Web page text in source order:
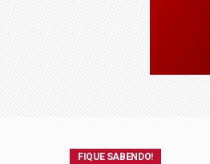
FIQUE SABENDO!